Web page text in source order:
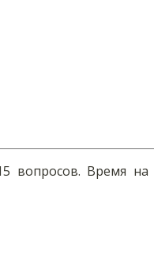
вопросов. Время